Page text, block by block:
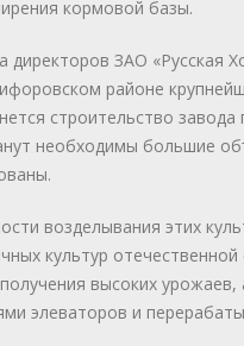
кормовой базы.
ЗАО «Русская
районе
строительство завода
необходимы большие
возделывания этих
культур
высоких
элеваторов и